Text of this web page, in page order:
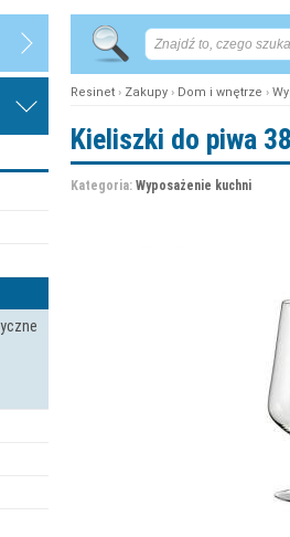
Resinet › Zakupy › Dom i wnętrze ›
Kieliszki do piwa
Kategoria: Wyposażenie kuchni